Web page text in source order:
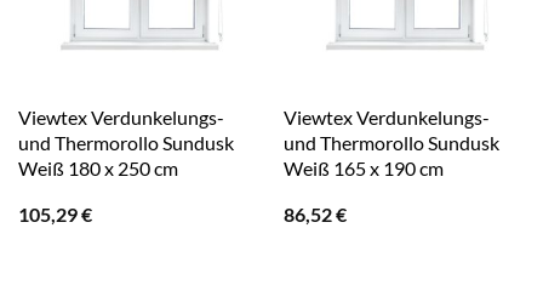
Viewtex Verdunkelungs-
und Thermorollo Sundusk
Weiß 180 x 250 cm
105,29€
Viewtex Verdunkelungs-
und Thermorollo Sundusk
Weiß 165 x 190 cm
86,52€